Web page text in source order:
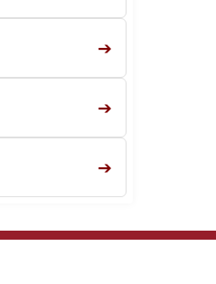
➔
➔
➔